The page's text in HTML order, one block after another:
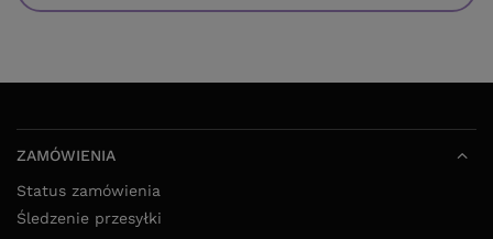
ZAMÓWIENIA
Status zamówienia
Śledzenie przesyłki